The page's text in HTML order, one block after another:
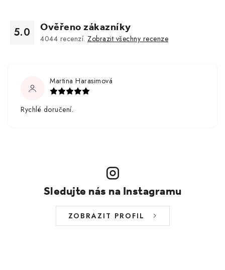
5.0 Ověřeno zákazníky
4044 recenzí. Zobrazit všechny recenze
Martina Harasimová
Rychlé doručení.
Sledujte nás na Instagramu
ZOBRAZIT PROFIL